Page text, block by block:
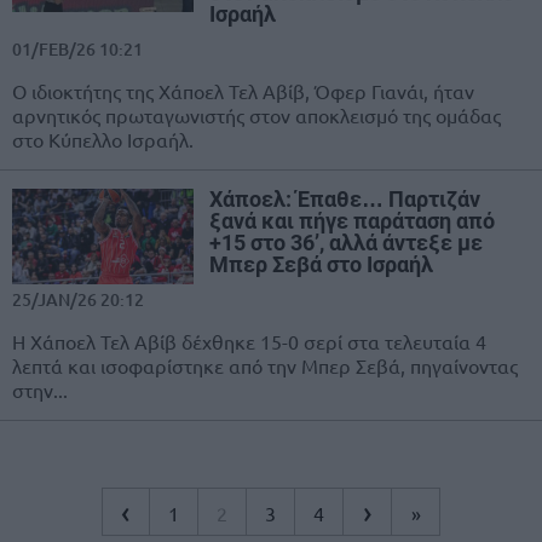
Ισραήλ
01/FEB/26 10:21
Ο ιδιοκτήτης της Χάποελ Τελ Αβίβ, Όφερ Γιανάι, ήταν
αρνητικός πρωταγωνιστής στον αποκλεισμό της ομάδας
στο Κύπελλο Ισραήλ.
Χάποελ: Έπαθε… Παρτιζάν
ξανά και πήγε παράταση από
+15 στο 36’, αλλά άντεξε με
Μπερ Σεβά στο Ισραήλ
25/JAN/26 20:12
Η Χάποελ Τελ Αβίβ δέχθηκε 15-0 σερί στα τελευταία 4
λεπτά και ισοφαρίστηκε από την Μπερ Σεβά, πηγαίνοντας
στην...
‹ 1 2 3 4 › »